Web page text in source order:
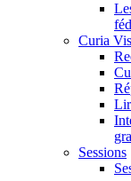
Curia
Sessions